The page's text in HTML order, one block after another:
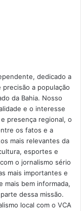
dedicado a
a população
da Bahia. Nosso
e o interesse
presença regional, o
os fatos e a
mais relevantes da
esportes e
o jornalismo sério
mais importantes e
mais bem informada,
dessa missão.
local com o VCA